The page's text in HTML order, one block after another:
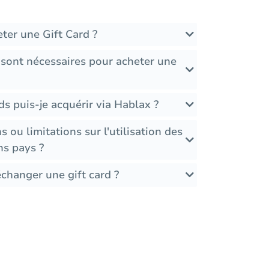
une Gift Card ?
nécessaires pour acheter une
puis-je acquérir via Hablax ?
ou limitations sur l'utilisation des
pays ?
une gift card ?